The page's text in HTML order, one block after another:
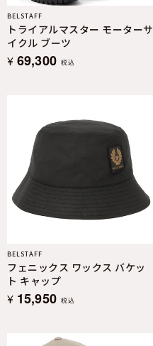
BELSTAFF
トライアルマスター モーターサ
イクル ブーツ
¥ 69,300 税込
BELSTAFF
フェニックス ワックス バケッ
ト キャップ
¥ 15,950 税込